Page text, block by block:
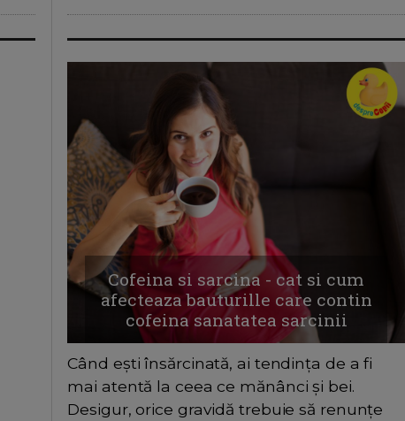
Cofeina si sarcina - cat si cum
afecteaza bauturille care contin
cofeina sanatatea sarcinii
Când ești însărcinată, ai tendința de a fi
mai atentă la ceea ce mănânci și bei.
Desigur, orice gravidă trebuie să renunțe